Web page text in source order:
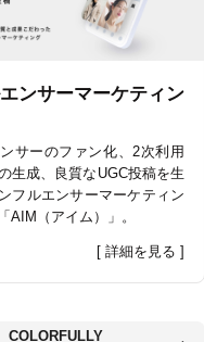
ンサーマーケティン
サーのファン化、2次利用
生成、良質なUGC投稿を生
フルエンサーマーケティン
AIM（アイム）」。
[ 詳細を見る ]
COLORFULLY